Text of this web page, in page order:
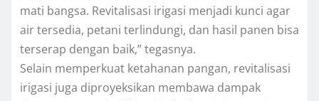
mati bangsa. Revitalisasi irigasi menjadi kunci agar
air tersedia, petani terlindungi, dan hasil panen bisa
terserap dengan baik,” tegasnya.
Selain memperkuat ketahanan pangan, revitalisasi
irigasi juga diproyeksikan membawa dampak